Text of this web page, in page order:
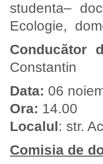
studenta–
Ecologie,
Conducător
Constantin
Data: 06
Ora: 14.00
Localul: str.
Comisia de